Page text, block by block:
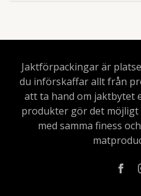
Jaktförpackingar är
du införskaffar allt från
att ta hand om jaktbytet
produkter gör det
med samma finess